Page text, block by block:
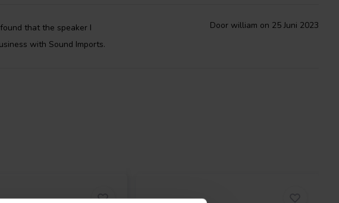
that the speaker I
with Sound Imports.
Door william on 25 Juni 2023